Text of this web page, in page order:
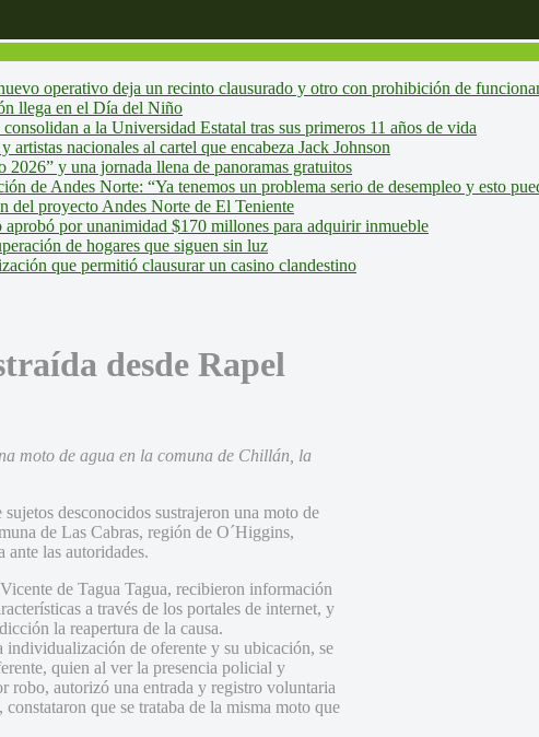
operativo deja un recinto clausurado y otro con prohibición de
llega en el Día del Niño
a la Universidad Estatal tras sus primeros 11 años de vida
nacionales al cartel que encabeza Jack Johnson
y una jornada llena de panoramas gratuitos
de Andes Norte: “Ya tenemos un problema serio de desempleo y esto
del proyecto Andes Norte de El Teniente
por unanimidad $170 millones para adquirir inmueble
de hogares que siguen sin luz
que permitió clausurar un casino clandestino
desde Rapel
moto de agua en la comuna de Chillán, la
desconocidos sustrajeron una moto de
de Las Cabras, región de O´Higgins,
las autoridades.
de Tagua Tagua, recibieron información
a través de los portales de internet, y
la reapertura de la causa.
de oferente y su ubicación, se
quien al ver la presencia policial y
robo, autorizó una entrada y registro voluntaria
que se trataba de la misma moto que